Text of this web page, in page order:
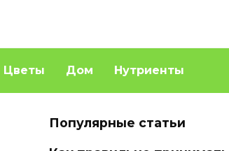
Цветы Дом Нутриенты
Популярные статьи